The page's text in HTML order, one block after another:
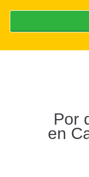
Por
en